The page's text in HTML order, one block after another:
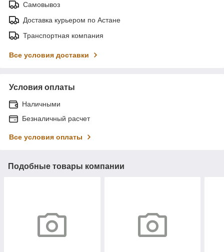
Самовывоз
Доставка курьером по Астане
Транспортная компания
Все условия доставки
Условия оплаты
Наличными
Безналичный расчет
Все условия оплаты
Подобные товары компании